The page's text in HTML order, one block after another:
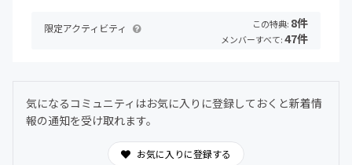
限定アクティビティ この特典: 8件
メンバーすべて:47件
気になるコミュニティはお気に入りに登録しておくと新着情
報の通知を受け取れます。
お気に入りに登録する